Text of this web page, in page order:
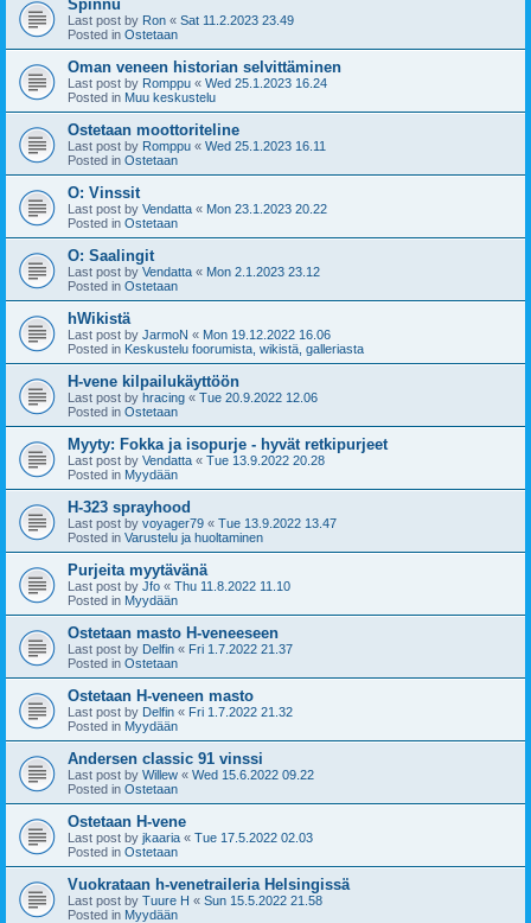
Spinnu
Last post by Ron « Sat 11.2.2023 23.49
Posted in Ostetaan
Oman veneen historian selvittäminen
Last post by Romppu « Wed 25.1.2023 16.24
Posted in Muu keskustelu
Ostetaan moottoriteline
Last post by Romppu « Wed 25.1.2023 16.11
Posted in Ostetaan
O: Vinssit
Last post by Vendatta « Mon 23.1.2023 20.22
Posted in Ostetaan
O: Saalingit
Last post by Vendatta « Mon 2.1.2023 23.12
Posted in Ostetaan
hWikistä
Last post by JarmoN « Mon 19.12.2022 16.06
Posted in Keskustelu foorumista, wikistä, galleriasta
H-vene kilpailukäyttöön
Last post by hracing « Tue 20.9.2022 12.06
Posted in Ostetaan
Myyty: Fokka ja isopurje - hyvät retkipurjeet
Last post by Vendatta « Tue 13.9.2022 20.28
Posted in Myydään
H-323 sprayhood
Last post by voyager79 « Tue 13.9.2022 13.47
Posted in Varustelu ja huoltaminen
Purjeita myytävänä
Last post by Jfo « Thu 11.8.2022 11.10
Posted in Myydään
Ostetaan masto H-veneeseen
Last post by Delfin « Fri 1.7.2022 21.37
Posted in Ostetaan
Ostetaan H-veneen masto
Last post by Delfin « Fri 1.7.2022 21.32
Posted in Myydään
Andersen classic 91 vinssi
Last post by Willew « Wed 15.6.2022 09.22
Posted in Ostetaan
Ostetaan H-vene
Last post by jkaaria « Tue 17.5.2022 02.03
Posted in Ostetaan
Vuokrataan h-venetraileria Helsingissä
Last post by Tuure H « Sun 15.5.2022 21.58
Posted in Myydään